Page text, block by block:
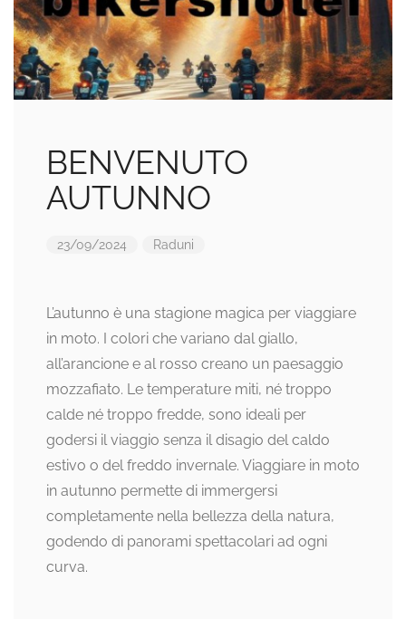
BENVENUTO
AUTUNNO
23/09/2024 Raduni
L’autunno è una stagione magica per viaggiare
in moto. I colori che variano dal giallo,
all’arancione e al rosso creano un paesaggio
mozzafiato. Le temperature miti, né troppo
calde né troppo fredde, sono ideali per
godersi il viaggio senza il disagio del caldo
estivo o del freddo invernale. Viaggiare in moto
in autunno permette di immergersi
completamente nella bellezza della natura,
godendo di panorami spettacolari ad ogni
curva.